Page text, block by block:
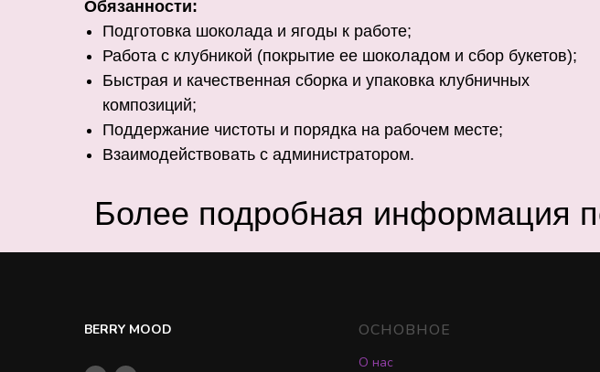
Обязанности:
Подготовка шоколада и ягоды к работе;
Работа с клубникой (покрытие ее шоколадом и сбор букетов);
Быстрая и качественная сборка и упаковка клубничных
композиций;
Поддержание чистоты и порядка на рабочем месте;
Взаимодействовать с администратором.
Более подробная информация
BERRY MOOD ОСНОВНОЕ
О нас